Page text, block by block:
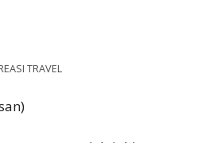
TRAVEL